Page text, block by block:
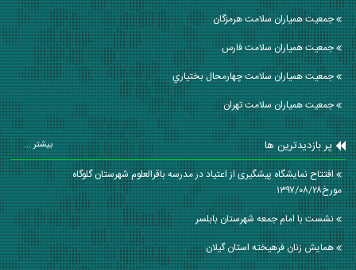
جمعیت همیاران سلامت هرمزگان
جمعیت همیاران سلامت فارس
جمعیت همیاران سلامت چهارمحال بختياري
جمعیت همیاران سلامت تهران
پر بازدیدترین ها بیشتر ...
افتتاح نمایشگاه پیشگیری از اعتیاد در مدرسه باقرالعلوم شهرستان گلوگاه
مورخ۱۳۹۷/۰۸/۲۸
نشست با امام جمعه شهرستان بابلسر
همایش زنان فرهیخته استان گیلان